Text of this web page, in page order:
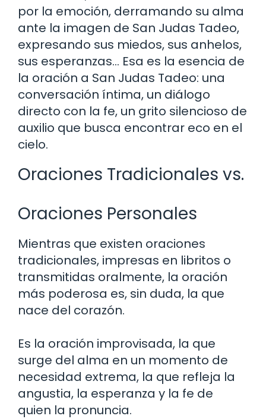
por la emoción, derramando su alma
ante la imagen de San Judas Tadeo,
expresando sus miedos, sus anhelos,
sus esperanzas… Esa es la esencia de
la oración a San Judas Tadeo: una
conversación íntima, un diálogo
directo con la fe, un grito silencioso de
auxilio que busca encontrar eco en el
cielo.
Oraciones Tradicionales vs.
Oraciones Personales
Mientras que existen oraciones
tradicionales, impresas en libritos o
transmitidas oralmente, la oración
más poderosa es, sin duda, la que
nace del corazón.
Es la oración improvisada, la que
surge del alma en un momento de
necesidad extrema, la que refleja la
angustia, la esperanza y la fe de
quien la pronuncia.